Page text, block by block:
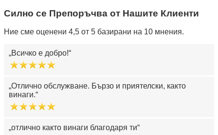
Силно се Препоръчва от Нашите Клиенти
Ние сме оценени 4,5 от 5 базирани на 10 мнения.
Всичко е добро!
Отлично обслужване. Бързо и приятелски, както
винаги.
отлично както винаги благодаря ти